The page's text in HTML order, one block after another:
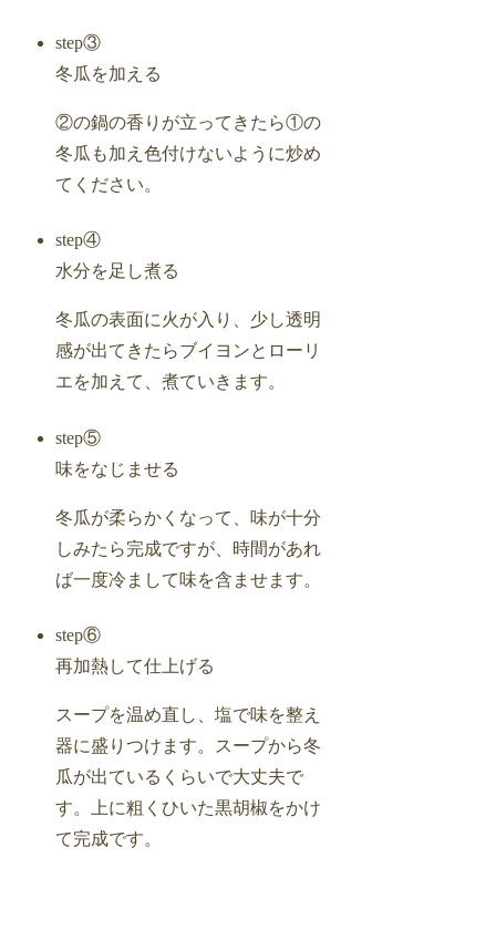
step③
冬瓜を加える
②の鍋の香りが立ってきたら①の
冬瓜も加え色付けないように炒め
てください。
step④
水分を足し煮る
冬瓜の表面に火が入り、少し透明
感が出てきたらブイヨンとローリ
エを加えて、煮ていきます。
step⑤
味をなじませる
冬瓜が柔らかくなって、味が十分
しみたら完成ですが、時間があれ
ば一度冷まして味を含ませます。
step⑥
再加熱して仕上げる
スープを温め直し、塩で味を整え
器に盛りつけます。スープから冬
瓜が出ているくらいで大丈夫で
す。上に粗くひいた黒胡椒をかけ
て完成です。